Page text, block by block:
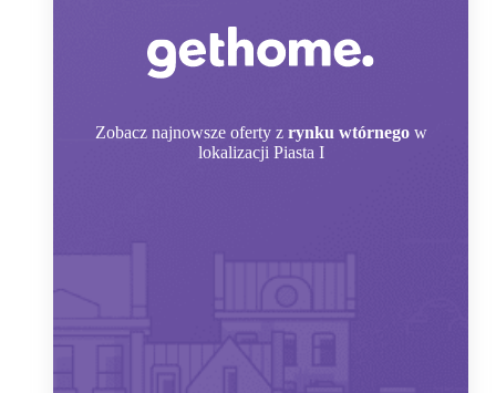
Zobacz najnowsze oferty z rynku wtórnego w
lokalizacji Piasta I